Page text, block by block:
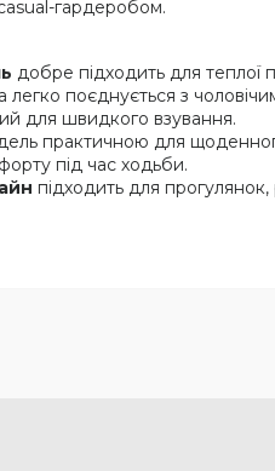
гардеробом.
добре підходить для теплої
легко поєднується з
для швидкого взування.
практичною для
під час ходьби.
підходить для